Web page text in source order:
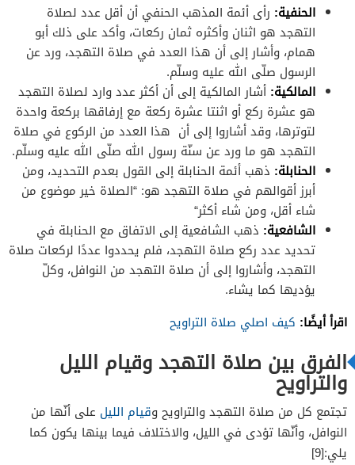
الحنفية: رأى أئمة المذهب الحنفي أن أقل عدد لصلاة
التهجد هو اثنان وأكثره ثمان ركعات، وأكد على ذلك أبو
همام، وأشار إلى أن هذا العدد في صلاة التهجد، ورد عن
الرسول صلّى الله عليه وسلّم.
المالكية: أشار المالكية إلى أن أكثر عدد وارد لصلاة التهجد
هو عشرة ركع أو اثنتا عشرة ركعة مع إرفاقها بركعة واحدة
لتوترها، وقد أشاروا إلى أن هذا العدد من الركوع في صلاة
التهجد هو ما ورد عن سنّة رسول الله صلّى الله عليه وسلّم.
الحنابلة: ذهب أئمة الحنابلة إلى القول بعدم التحديد، ومن
أبرز أقوالهم في صلاة التهجد هو: “الصلاة خير موضوع من
شاء أقل، ومن شاء أكثر“
الشافعية: ذهب الشافعية إلى الاتفاق مع الحنابلة في
تحديد عدد ركع صلاة التهجد، فلم يحددوا عددًا لركعات صلاة
التهجد، وأشاروا إلى أن صلاة التهجد من النوافل، وكلّ
يؤديها كما يشاء.
اقرأ أيضًا: كيف اصلي صلاة التراويح
الفرق بين صلاة التهجد وقيام الليل
والتراويح
تجتمع كل من صلاة التهجد والتراويح وقيام الليل على أنّها من
النوافل، وأنّها تؤدى في الليل، والاختلاف فيما بينها يكون كما
يلي:[9]